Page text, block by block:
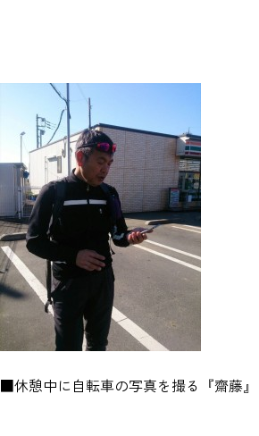
■休憩中に自転車の写真を撮る『齋藤』